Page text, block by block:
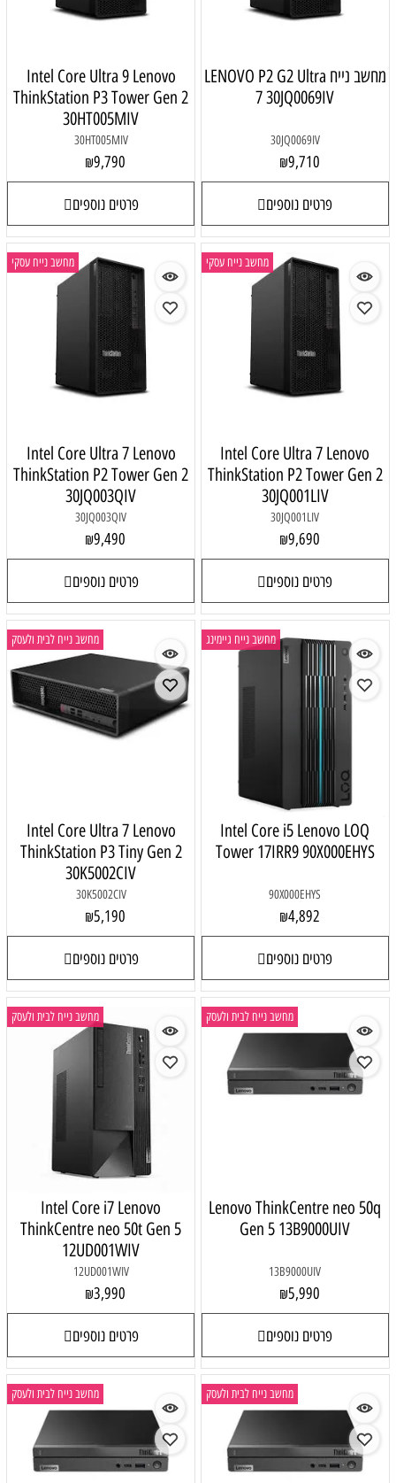
מחשב נייח LENOVO P2 G2 Ultra
7 30JQ0069IV
30JQ0069IV
₪9,710
פרטים נוספים
Intel Core Ultra 9 Lenovo
ThinkStation P3 Tower Gen 2
30HT005MIV
30HT005MIV
₪9,790
פרטים נוספים
מחשב נייח עסקי
Intel Core Ultra 7 Lenovo
ThinkStation P2 Tower Gen 2
30JQ001LIV
30JQ001LIV
₪9,690
פרטים נוספים
מחשב נייח עסקי
Intel Core Ultra 7 Lenovo
ThinkStation P2 Tower Gen 2
30JQ003QIV
30JQ003QIV
₪9,490
פרטים נוספים
מחשב נייח גיימינג
Intel Core i5 Lenovo LOQ
Tower 17IRR9 90X000EHYS
90X000EHYS
₪4,892
פרטים נוספים
מחשב נייח לבית ולעסק
Intel Core Ultra 7 Lenovo
ThinkStation P3 Tiny Gen 2
30K5002CIV
30K5002CIV
₪5,190
פרטים נוספים
מחשב נייח לבית ולעסק
Lenovo ThinkCentre neo 50q
Gen 5 13B9000UIV
13B9000UIV
₪5,990
פרטים נוספים
מחשב נייח לבית ולעסק
Intel Core i7 Lenovo
ThinkCentre neo 50t Gen 5
12UD001WIV
12UD001WIV
₪3,990
פרטים נוספים
מחשב נייח לבית ולעסק מחשב נייח לבית ולעסק